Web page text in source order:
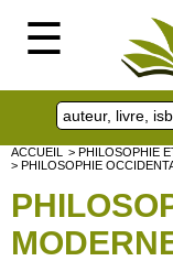
☰
ACCUEIL > PHILOSOPHIE
> PHILOSOPHIE